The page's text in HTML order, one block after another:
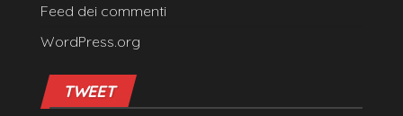
Feed dei commenti
WordPress.org
TWEET